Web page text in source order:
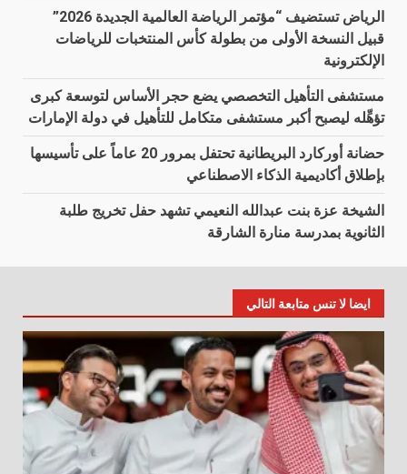
الرياض تستضيف “مؤتمر الرياضة العالمية الجديدة 2026”
قبيل النسخة الأولى من بطولة كأس المنتخبات للرياضات
الإلكترونية
مستشفى التأهيل التخصصي يضع حجر الأساس لتوسعة كبرى
تؤهِّله ليصبح أكبر مستشفى متكامل للتأهيل في دولة الإمارات
حضانة أوركارد البريطانية تحتفل بمرور 20 عاماً على تأسيسها
بإطلاق أكاديمية الذكاء الاصطناعي
الشيخة عزة بنت عبدالله النعيمي تشهد حفل تخريج طلبة
الثانوية بمدرسة منارة الشارقة
ايضا لا تنس متابعة التالي